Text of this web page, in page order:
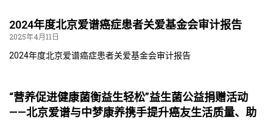
2024年度北京爱谱癌症患者关爱基金会审计报告
2025年4月11日
2024年度北京爱谱癌症患者关爱基金会审计报告
“营养促进健康菌衡益生轻松”益生菌公益捐赠活动
——北京爱谱与中梦康养携手提升癌友生活质量、助